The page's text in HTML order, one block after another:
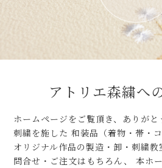
アトリエ森繍へ
ホームページをご覧頂き、ありがと
刺繍を施した 和装品（着物・帯・
オリジナル作品の製造・卸・刺繍
問合せ・ご注文はもちろん、
本ホ